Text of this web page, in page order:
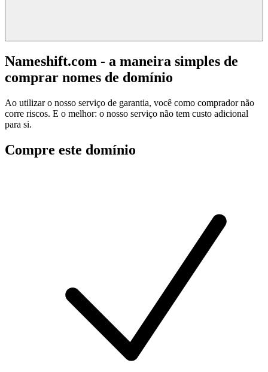
Nameshift.com - a maneira simples de
comprar nomes de domínio
Ao utilizar o nosso serviço de garantia, você como comprador não
corre riscos. E o melhor: o nosso serviço não tem custo adicional
para si.
Compre este domínio